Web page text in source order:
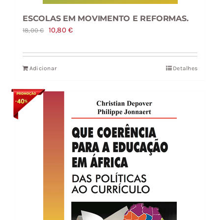
ESCOLAS EM MOVIMENTO E REFORMAS.
18,00€
O
original
era:
10,80€O
atual
Adicionar Detalhes